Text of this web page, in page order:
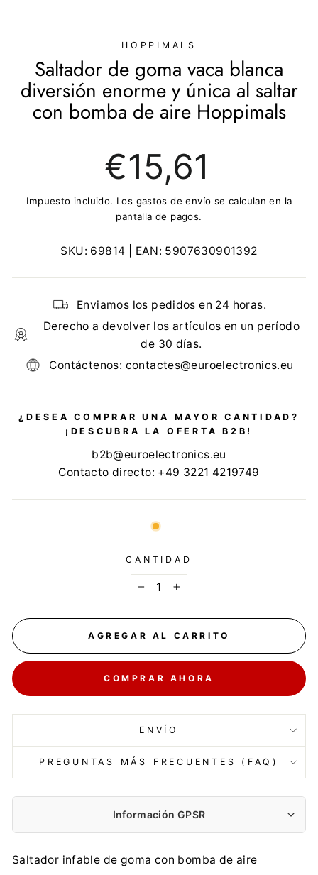
HOPPIMALS
Saltador de goma vaca blanca
diversión enorme y única al saltar
con bomba de aire Hoppimals
regular
€15,61
Impuesto incluido. Los gastos de envío se calculan en la
pantalla de pagos.
SKU: 69814 | EAN: 5907630901392
Enviamos los pedidos en 24 horas.
Derecho a devolver los artículos en un período
de 30 días.
Contáctenos: contactes@euroelectronics.eu
¿DESEA COMPRAR UNA MAYOR CANTIDAD?
¡DESCUBRA LA OFERTA B2B!
b2b@euroelectronics.eu
Contacto directo: +49 3221 4219749
CANTIDAD
+
AGREGAR AL CARRITO
COMPRAR AHORA
ENVÍO
PREGUNTAS MÁS FRECUENTES (FAQ)
Información GPSR
Fabricante:
SNIBBS Sp. z o.o.
Saltador infable de goma con bomba de aire